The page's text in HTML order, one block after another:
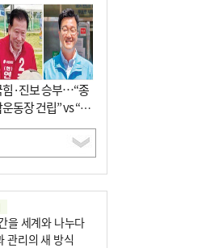
·진보 승부…“종
동장 건립” vs “출
공공버스 도입”
을 세계와 나누다
관리의 새 방식